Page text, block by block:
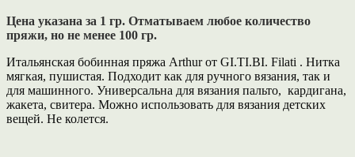
цвета.
Цена указана за 1 гр. Отматываем любое количество
пряжи, но не менее 100 гр.
Итальянская бобинная пряжа Arthur от GI.TI.BI. Filati . Нитка
мягкая, пушистая. Подходит как для ручного вязания, так и
для машинного. Универсальна для вязания пальто, кардигана,
жакета, свитера. Можно использовать для вязания детских
вещей. Не колется.